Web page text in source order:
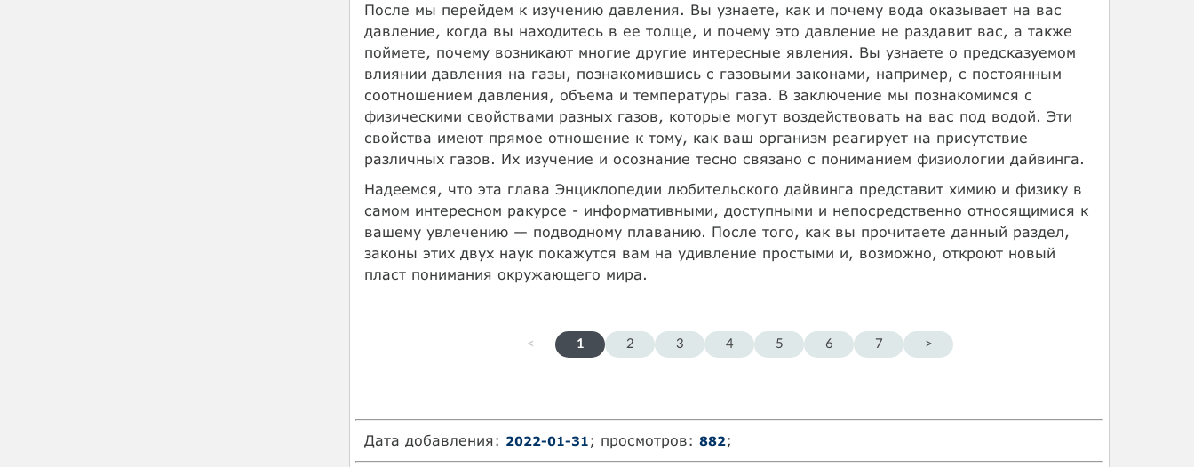
После мы перейдем к изучению давления. Вы узнаете, как и почему вода оказывает на вас
давление, когда вы находитесь в ее толще, и почему это давление не раздавит вас, а также
поймете, почему возникают многие другие интересные явления. Вы узнаете о предсказуемом
влиянии давления на газы, познакомившись с газовыми законами, например, с постоянным
соотношением давления, объема и температуры газа. В заключение мы познакомимся с
физическими свойствами разных газов, которые могут воздействовать на вас под водой. Эти
свойства имеют прямое отношение к тому, как ваш организм реагирует на присутствие
различных газов. Их изучение и осознание тесно связано с пониманием физиологии дайвинга.
Надеемся, что эта глава Энциклопедии любительского дайвинга представит химию и физику в
самом интересном ракурсе - информативными, доступными и непосредственно относящимися к
вашему увлечению — подводному плаванию. После того, как вы прочитаете данный раздел,
законы этих двух наук покажутся вам на удивление простыми и, возможно, откроют новый
пласт понимания окружающего мира.
< 1 2 3 4 5 6 7 >
Дата добавления: 2022-01-31; просмотров: 882;